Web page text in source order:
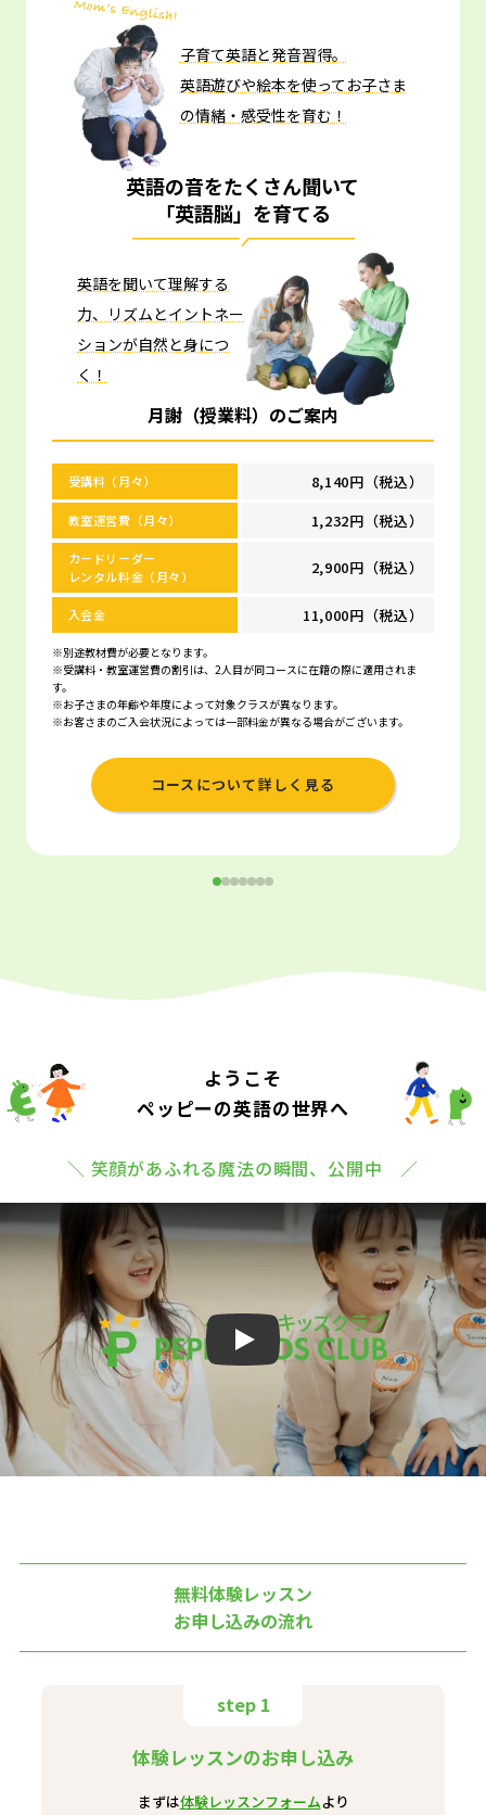
子育て英語と発音習得。
英語遊びや絵本を使ってお子さま
の情緒・感受性を育む！
英語の音をたくさん聞いて
「英語脳」を育てる
英語を聞いて理解する
力、リズムとイントネー
ションが自然と身につ
く！
月謝（授業料）のご案内
受講料（月々） 8,140円（税込）
教室運営費（月々） 1,232円（税込）
カードリーダー
レンタル料金（月々）
2,900円（税込）
入会金 11,000円（税込）
※別途教材費が必要となります。
※受講料・教室運営費の割引は、2人目が同コースに在籍の際に適用されま
す。
※お子さまの年齢や年度によって対象クラスが異なります。
※お客さまのご入会状況によっては一部料金が異なる場合がございます。
コースについて詳しく見る
ようこそ
ペッピーの英語の世界へ
＼ 笑顔があふれる魔法の瞬間、公開中 ／
Play
無料体験レッスン
お申し込みの流れ
step 1
体験レッスンのお申し込み
まずは体験レッスンフォームより